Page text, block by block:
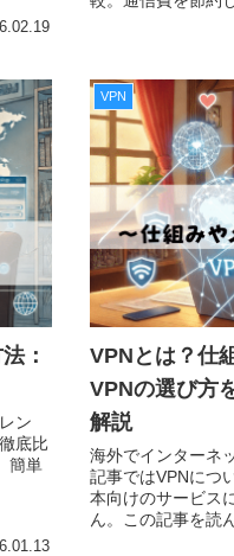
：
ン
底比
簡単
VPN
VPNとは？仕
VPNの選び方
解説
海外でインターネ
記事ではVPNにつ
本向けのサービス
ん。この記事を読